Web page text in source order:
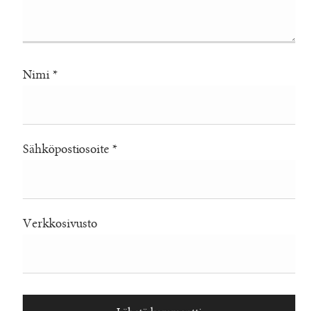
Nimi *
Sähköpostiosoite *
Verkkosivusto